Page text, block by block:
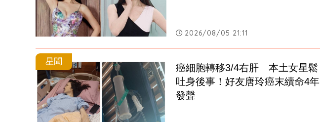
2026/08/05 21:11
星聞
癌細胞轉移3/4右肝　本土女星鬆
吐身後事！好友唐玲癌末續命4年
發聲